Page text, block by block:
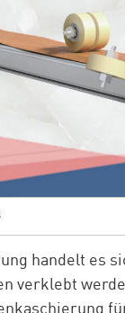
handelt es
verklebt